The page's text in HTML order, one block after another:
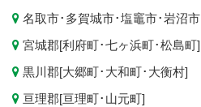
名取市･ 多賀城市･塩竈市･岩沼市
宮城郡[利府町･七ヶ浜町･松島町]
黒川郡[大郷町･ 大和町･ 大衡村]
亘理郡[亘理町･ 山元町]